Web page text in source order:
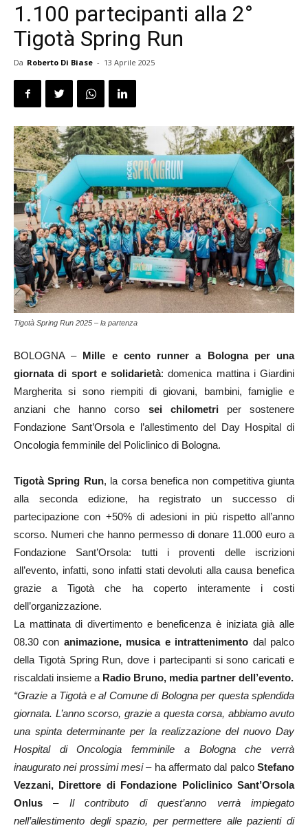
1.100 partecipanti alla 2°
Tigotà Spring Run
Da Roberto Di Biase - 13 Aprile 2025
Tigotà Spring Run 2025 – la partenza
BOLOGNA –Mille e cento runner a Bologna per una
giornata di sport e solidarietà: domenica mattina i Giardini
Margherita si sono riempiti di giovani, bambini, famiglie e
anziani che hanno corso sei chilometriper sostenere
Fondazione Sant’Orsola e l’allestimento del Day Hospital di
Oncologia femminile del Policlinico di Bologna.
Tigotà Spring Run, la corsa benefica non competitiva giunta
alla seconda edizione, ha registrato un successo di
partecipazione con +50% di adesioni in più rispetto all’anno
scorso. Numeri che hanno permesso di donare 11.000 euro a
Fondazione Sant’Orsola: tutti i proventi delle iscrizioni
all’evento, infatti, sono infatti stati devoluti alla causa benefica
grazie a Tigotà che ha coperto interamente i costi
dell’organizzazione.
La mattinata di divertimento e beneficenza è iniziata già alle
08.30 con animazione, musica e intrattenimento dal palco
della Tigotà Spring Run, dove i partecipanti si sono caricati e
riscaldati insieme a Radio Bruno, media partner dell’evento.
“Grazie a Tigotà e al Comune di Bologna per questa splendida
giornata. L’anno scorso, grazie a questa corsa, abbiamo avuto
una spinta determinante per la realizzazione del nuovo Day
Hospital di Oncologia femminile a Bologna che verrà
inaugurato nei prossimi mesi– ha affermato dal palcoStefano
Vezzani, Direttore di Fondazione Policlinico Sant’Orsola
Onlus– Il contributo di quest’anno verrà impiegato
nell’allestimento degli spazio, per permettere alle pazienti di